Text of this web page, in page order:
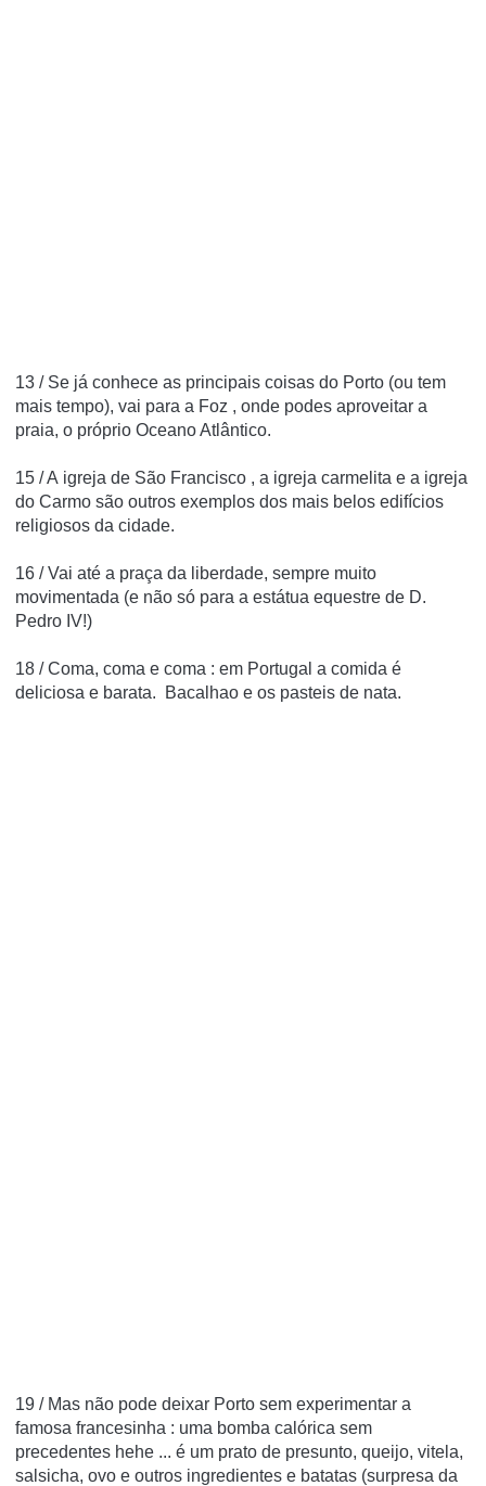
13 / Se já conhece as principais coisas do Porto (ou tem
mais tempo), vai para a Foz , onde podes aproveitar a
praia, o próprio Oceano Atlântico.
15 / A igreja de São Francisco , a igreja carmelita e a igreja
do Carmo são outros exemplos dos mais belos edifícios
religiosos da cidade.
16 / Vai até a praça da liberdade, sempre muito
movimentada (e não só para a estátua equestre de D.
Pedro IV!)
18 /Coma, coma e coma : em Portugal a comida é
deliciosa e barata.
Bacalhao e os pasteis de nata.
19 / Mas não pode deixar Porto sem experimentar a
famosa francesinha : uma bomba calórica sem
precedentes hehe ... é um prato de presunto, queijo, vitela,
salsicha, ovo e outros ingredientes e batatas (surpresa da